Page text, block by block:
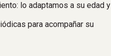
lo adaptamos a su edad y
para acompañar su